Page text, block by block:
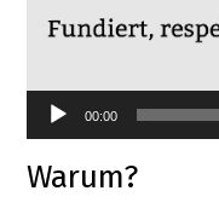
00:00
Warum?